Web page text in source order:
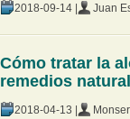
2018-09-14 | Juan
Cómo tratar la
remedios
2018-04-13 |